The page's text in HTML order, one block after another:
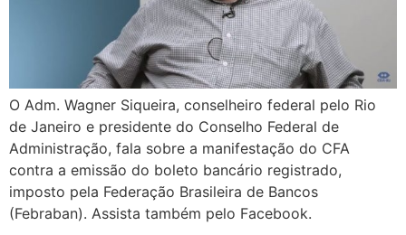
O Adm. Wagner Siqueira, conselheiro federal pelo Rio
de Janeiro e presidente do Conselho Federal de
Administração, fala sobre a manifestação do CFA
contra a emissão do boleto bancário registrado,
imposto pela Federação Brasileira de Bancos
(Febraban). Assista também pelo Facebook.